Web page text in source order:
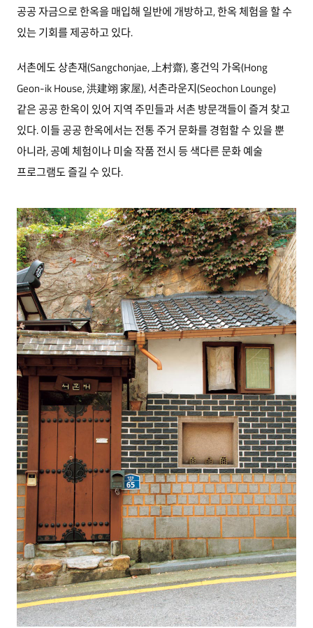
공공 자금으로 한옥을 매입해 일반에 개방하고, 한옥 체험을 할 수
있는 기회를 제공하고 있다.
서촌에도 상촌재(Sangchonjae, 上村齋), 홍건익 가옥(Hong
Geon-ik House, 洪建翊 家屋), 서촌라운지(Seochon Lounge)
같은 공공 한옥이 있어 지역 주민들과 서촌 방문객들이 즐겨 찾고
있다. 이들 공공 한옥에서는 전통 주거 문화를 경험할 수 있을 뿐
아니라, 공예 체험이나 미술 작품 전시 등 색다른 문화 예술
프로그램도 즐길 수 있다.